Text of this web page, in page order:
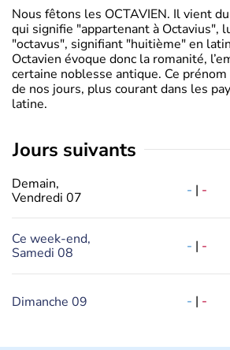
Nous fêtons les OCTAVIEN. Il vient
qui signifie "appartenant à Octavius",
"octavus", signifiant "huitième" en
Octavien évoque donc la romanité,
certaine noblesse antique. Ce
de nos jours, plus courant dans les
latine.
jours suivants
Demain,
Vendredi 07
- | -
Ce week-end,
Samedi 08
- | -
Dimanche 09 - | -